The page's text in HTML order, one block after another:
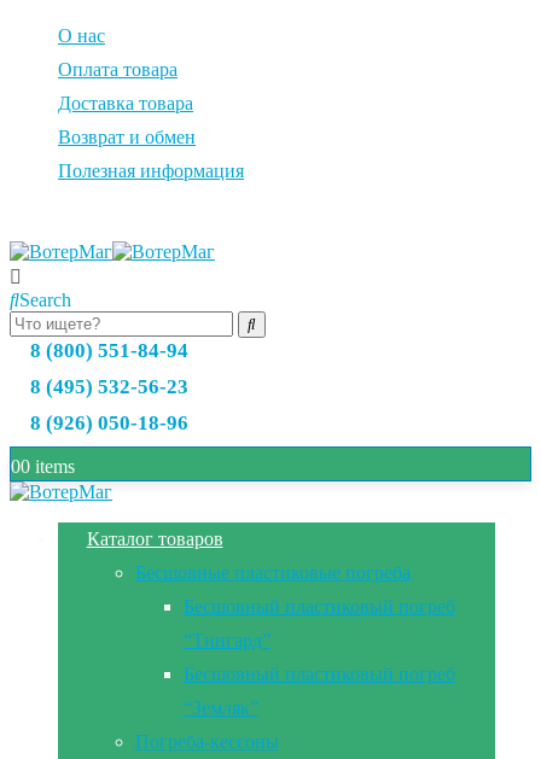
О нас
Оплата товара
Доставка товара
Возврат и обмен
Полезная информация
Search
8 (800) 551-84-94
8 (495) 532-56-23
8 (926) 050-18-96
00 items
Каталог товаров
Бесшовные пластиковые погреба
Бесшовный пластиковый погреб
“Тингард”
Бесшовный пластиковый погреб
“Земляк”
Погреба-кессоны